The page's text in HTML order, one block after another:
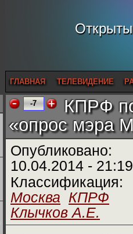
ГЛАВНАЯ ТЕЛЕВИДЕНИЕ
-7
КПРФ
«опрос мэра
Опубликовано:
10.04.2014 - 21:19
Классификация:
Москва КПРФ
Клычков А.Е.